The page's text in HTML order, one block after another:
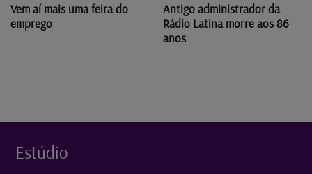
Vem aí mais uma feira do
emprego
Antigo administrador da
Rádio Latina morre aos 86
anos
Estúdio